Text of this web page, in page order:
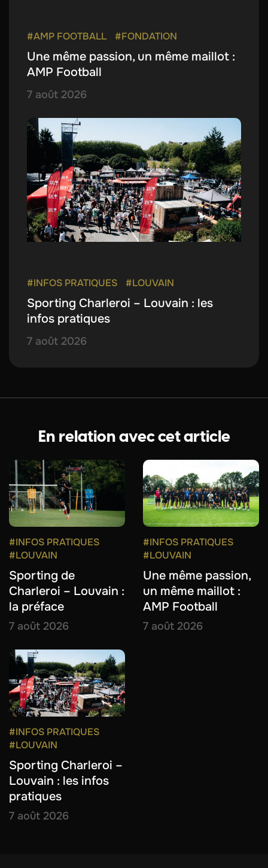
#AMP FOOTBALL #FONDATION
Une même passion, un même maillot :
AMP Football
7 août 2026
#INFOS PRATIQUES #LOUVAIN
Sporting Charleroi – Louvain : les
infos pratiques
7 août 2026
En relation avec cet article
#INFOS PRATIQUES
#LOUVAIN
Sporting de
Charleroi – Louvain :
la préface
7 août 2026
#INFOS PRATIQUES
#LOUVAIN
Une même passion,
un même maillot :
AMP Football
7 août 2026
#INFOS PRATIQUES
#LOUVAIN
Sporting Charleroi –
Louvain : les infos
pratiques
7 août 2026